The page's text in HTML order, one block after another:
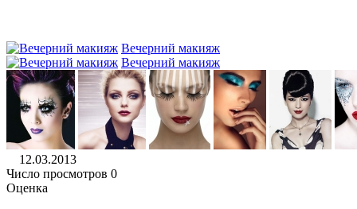
Вечерний макияж
Вечерний макияж
12.03.2013
Число просмотров 0
Оценка